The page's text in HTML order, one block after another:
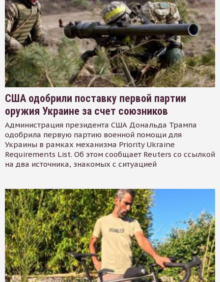
США одобрили поставку первой партии
оружия Украине за счет союзников
Администрация президента США Дональда Трампа
одобрила первую партию военной помощи для
Украины в рамках механизма Priority Ukraine
Requirements List. Об этом сообщает Reuters со ссылкой
на два источника, знакомых с ситуацией